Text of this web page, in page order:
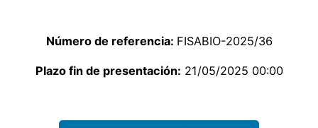
Número de referencia: FISABIO-2025/36
Plazo fin de presentación: 21/05/2025 00:00